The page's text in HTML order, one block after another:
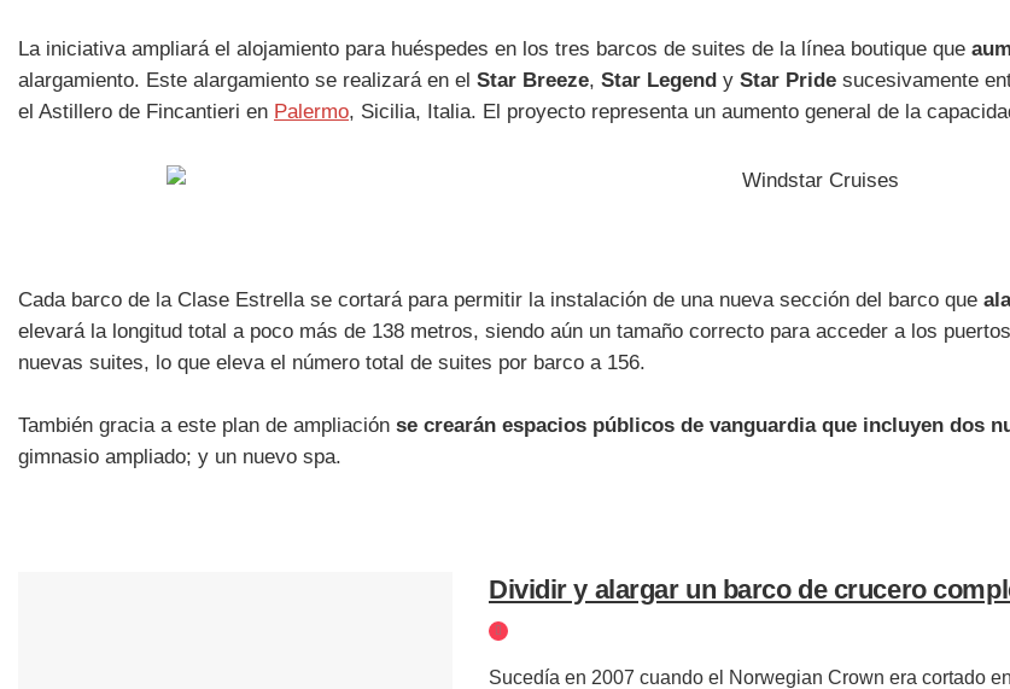
La iniciativa ampliará el alojamiento para huéspedes en los tres barcos de suites de la línea boutique que
alargamiento. Este alargamiento se realizará en el Star Breeze, Star Legend y Star Pride sucesivamente
el Astillero de Fincantieri en Palermo, Sicilia, Italia. El proyecto representa un aumento general de la
Cada barco de la Clase Estrella se cortará para permitir la instalación de una nueva sección del barco que
elevará la longitud total a poco más de 138 metros, siendo aún un tamaño correcto para acceder a los
nuevas suites, lo que eleva el número total de suites por barco a 156.
También gracia a este plan de ampliación se crearán espacios públicos de vanguardia que incluyen dos
gimnasio ampliado; y un nuevo spa.
Dividir y alargar un barco de crucero
Sucedía en 2007 cuando el Norwegian Crown era cortado